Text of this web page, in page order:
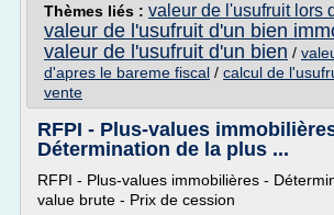
Thèmes liés : valeur de l'usufruit lors
valeur de l'usufruit d'un bien
valeur de l'usufruit d'un bien /
d'apres le bareme fiscal / calcul de
vente
RFPI - Plus-values
Détermination de la plus ...
RFPI - Plus-values immobilières -
value brute - Prix de cession